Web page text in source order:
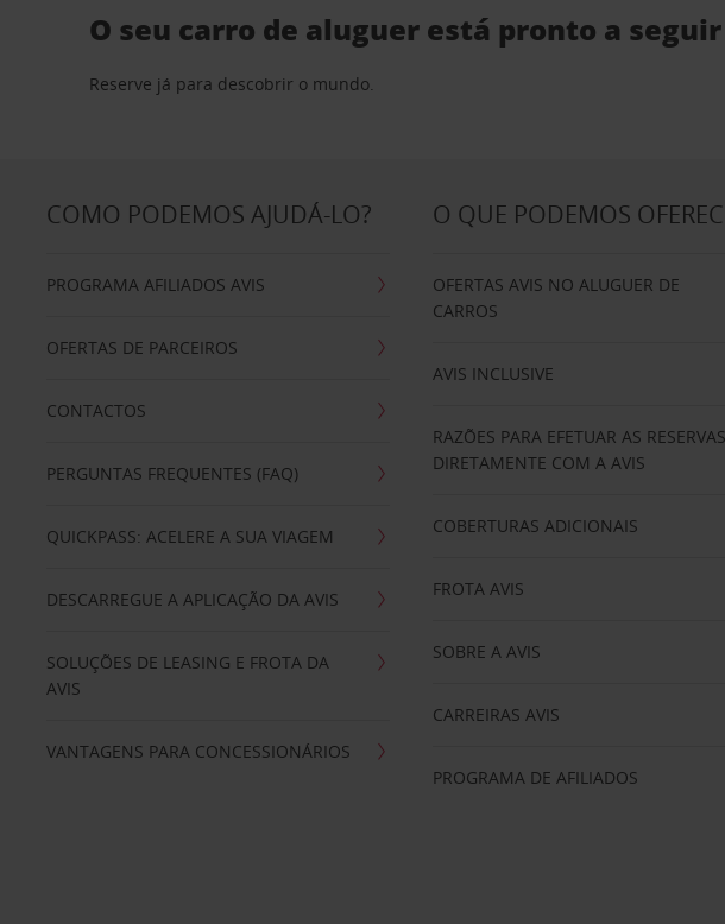
O seu carro de aluguer está pronto a
Reserve já para descobrir o mundo.
COMO PODEMOS AJUDÁ-LO?
PROGRAMA AFILIADOS AVIS
OFERTAS DE PARCEIROS
CONTACTOS
PERGUNTAS FREQUENTES (FAQ)
QUICKPASS: ACELERE A SUA VIAGEM
DESCARREGUE A APLICAÇÃO DA AVIS
SOLUÇÕES DE LEASING E FROTA DA
AVIS
VANTAGENS PARA CONCESSIONÁRIOS
O QUE PODEMOS
OFERTAS AVIS NO ALUGUER DE
CARROS
AVIS INCLUSIVE
RAZÕES PARA EFETUAR AS RESERVAS
DIRETAMENTE COM A AVIS
COBERTURAS ADICIONAIS
FROTA AVIS
SOBRE A AVIS
CARREIRAS AVIS
PROGRAMA DE AFILIADOS